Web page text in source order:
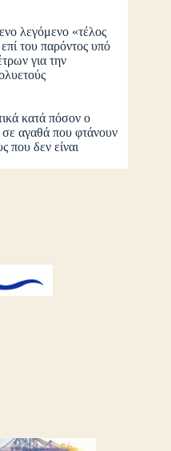
λεγόμενο «τέλος
του παρόντος υπό
για την
κατά πόσον ο
σε αγαθά που φτάνουν
που δεν είναι